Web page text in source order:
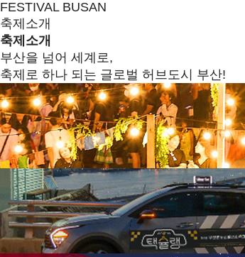
FESTIVAL BUSAN
축제소개
축제소개
부산을 넘어 세계로,
축제로 하나 되는 글로벌 허브도시 부산!